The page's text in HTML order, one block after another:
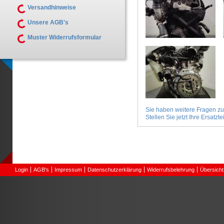
Sie haben weitere Fragen
Stellen Sie jetzt Ihre
Versandhinweise
Unsere AGB's
Muster Widerrufsformular
Login AGB's Impressum Datenschutzerklärung Widerrufsbelehrung